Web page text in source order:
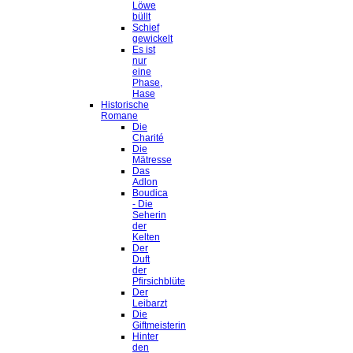
Löwe
büllt
Schief
gewickelt
Es ist
nur
eine
Phase,
Hase
Historische
Romane
Die
Charité
Die
Mätresse
Das
Adlon
Boudica
- Die
Seherin
der
Kelten
Der
Duft
der
Pfirsichblüte
Der
Leibarzt
Die
Giftmeisterin
Hinter
den